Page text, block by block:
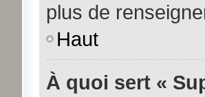
plus de
Haut
À quoi sert «